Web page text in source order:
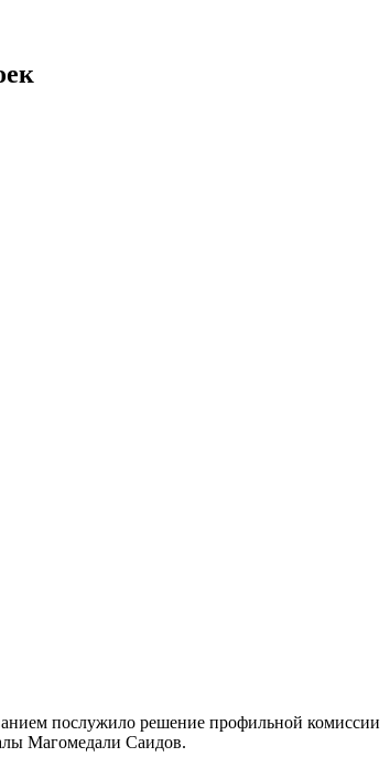
послужило решение профильной комиссии
Магомедали Саидов.